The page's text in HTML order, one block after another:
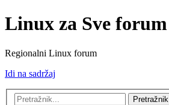
Linux za Sve forum
Regionalni Linux forum
Idi na sadržaj
Pretražnik